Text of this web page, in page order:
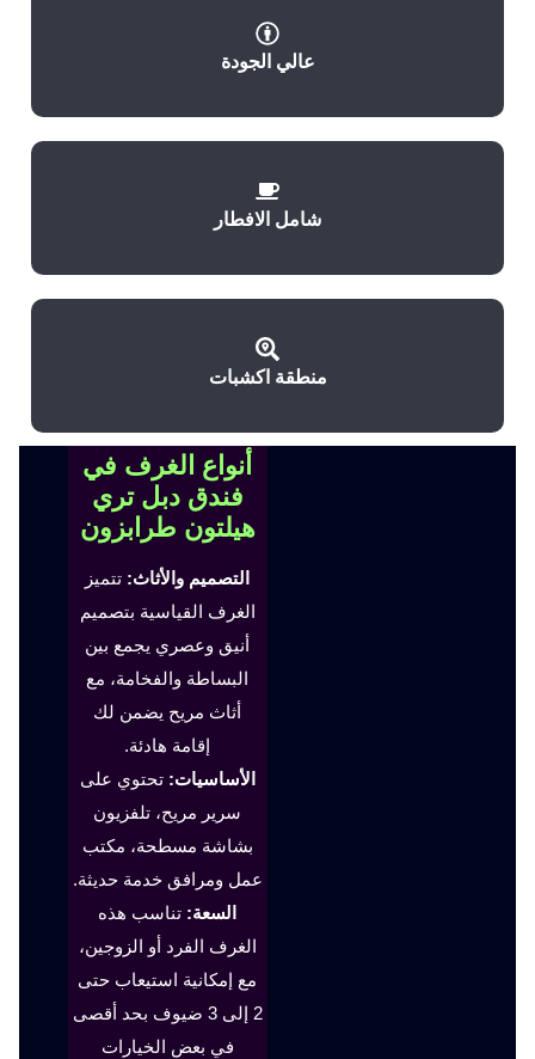
عالي الجودة
شامل الافطار
منطقة اكشبات
أنواع الغرف في
فندق دبل تري
هيلتون طرابزون
التصميم والأثاث: تتميز
الغرف القياسية بتصميم
أنيق وعصري يجمع بين
البساطة والفخامة، مع
أثاث مريح يضمن لك
إقامة هادئة.
الأساسيات: تحتوي على
سرير مريح، تلفزيون
بشاشة مسطحة، مكتب
عمل ومرافق خدمة حديثة.
السعة: تناسب هذه
الغرف الفرد أو الزوجين،
مع إمكانية استيعاب حتى
2 إلى 3 ضيوف بحد أقصى
في بعض الخيارات